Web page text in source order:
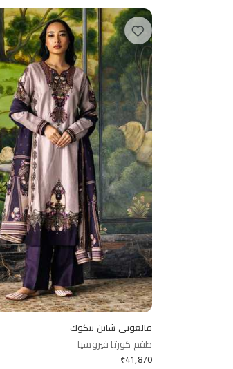
فالغوني شاين بيكوك
طقم كورتا فيروسيا
₹41,870